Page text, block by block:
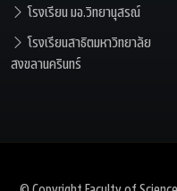
โรงเรียน มอ.วิทยานุสรณ์
โรงเรียนสาธิตมหาวิทยาลัย
สงขลานครินทร์